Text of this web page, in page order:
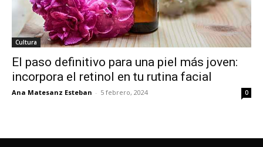
Cultura
El paso definitivo para una piel más joven:
incorpora el retinol en tu rutina facial
Ana Matesanz Esteban - 5 febrero, 2024 0